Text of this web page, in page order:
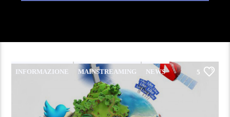
INFORMAZIONE MAINSTREAMING NEWS 5